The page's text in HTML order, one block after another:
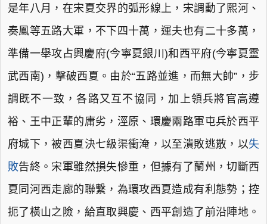
是年八月，在宋夏交界的弧形線上，宋調動了熙河、
奏鳳等五路大軍，不下四十萬，運夫也有二十多萬，
準備一舉攻占興慶府(今寧夏銀川)和西平府(今寧夏靈
武西南)，擊破西夏。由於“五路並進，而無大帥”，步
調既不一致，各路又互不協同，加上領兵將官高遵
裕、王中正輩的庸劣，涇原、環慶兩路軍屯兵於西平
府城下，被西夏決七級渠衝淹，以至潰敗逃散，以失
敗告終。宋軍雖然損失慘重，但據有了蘭州，切斷西
夏同河西走廊的聯繫，為環攻西夏造成有利態勢；控
扼了橫山之險，給直取興慶、西平創造了前沿陣地。